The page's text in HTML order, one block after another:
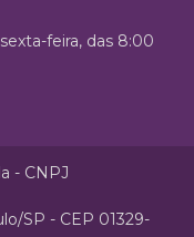
feira, das 8:00
- CNPJ
SP - CEP 01329-